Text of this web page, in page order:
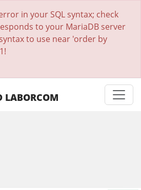
in your SQL syntax; check
to your MariaDB server
to use near 'order by
LABORCOM